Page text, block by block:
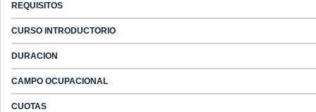
REQUISITOS
CURSO INTRODUCTORIO
DURACION
CAMPO OCUPACIONAL
CUOTAS